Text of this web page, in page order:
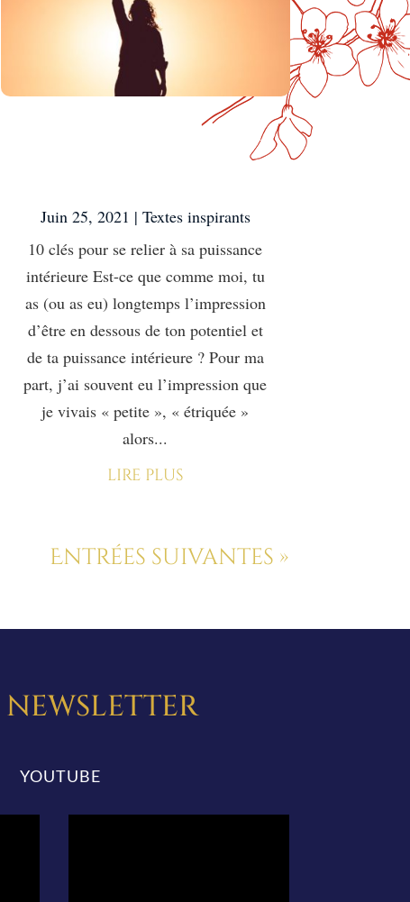
10 clés pour se relier
Juin 25, 2021 | Textes inspirants
10 clés pour se relier à sa puissance
intérieure Est-ce que comme moi, tu
as (ou as eu) longtemps l’impression
d’être en dessous de ton potentiel et
de ta puissance intérieure ? Pour ma
part, j’ai souvent eu l’impression que
je vivais « petite », « étriquée »
alors...
lire plus
Entrées suivantes »
YOUTUBE